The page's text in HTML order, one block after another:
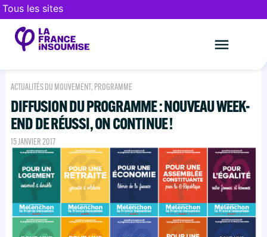
Tous les sites
ACTUALITÉS DU MOUVEMENT, PROGRAMME
DIFFUSION DU PROGRAMME : NOUVEAU WEEK-
END DE RÉUSSI, ON CONTINUE !
15 JANVIER 2017